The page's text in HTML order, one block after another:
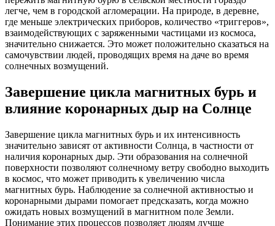
легче, чем в городской агломерации. На природе, в деревне,
где меньше электрических приборов, количество «триггеров»,
взаимодействующих с заряженными частицами из космоса,
значительно снижается. Это может положительно сказаться на
самочувствии людей, проводящих время на даче во время
солнечных возмущений.
Завершение цикла магнитных бурь и
влияние коронарных дыр на Солнце
Завершение цикла магнитных бурь и их интенсивность
значительно зависят от активности Солнца, в частности от
наличия коронарных дыр. Эти образования на солнечной
поверхности позволяют солнечному ветру свободно выходить
в космос, что может приводить к увеличению числа
магнитных бурь. Наблюдение за солнечной активностью и
коронарными дырами помогает предсказать, когда можно
ожидать новых возмущений в магнитном поле Земли.
Понимание этих процессов позволяет людям лучше